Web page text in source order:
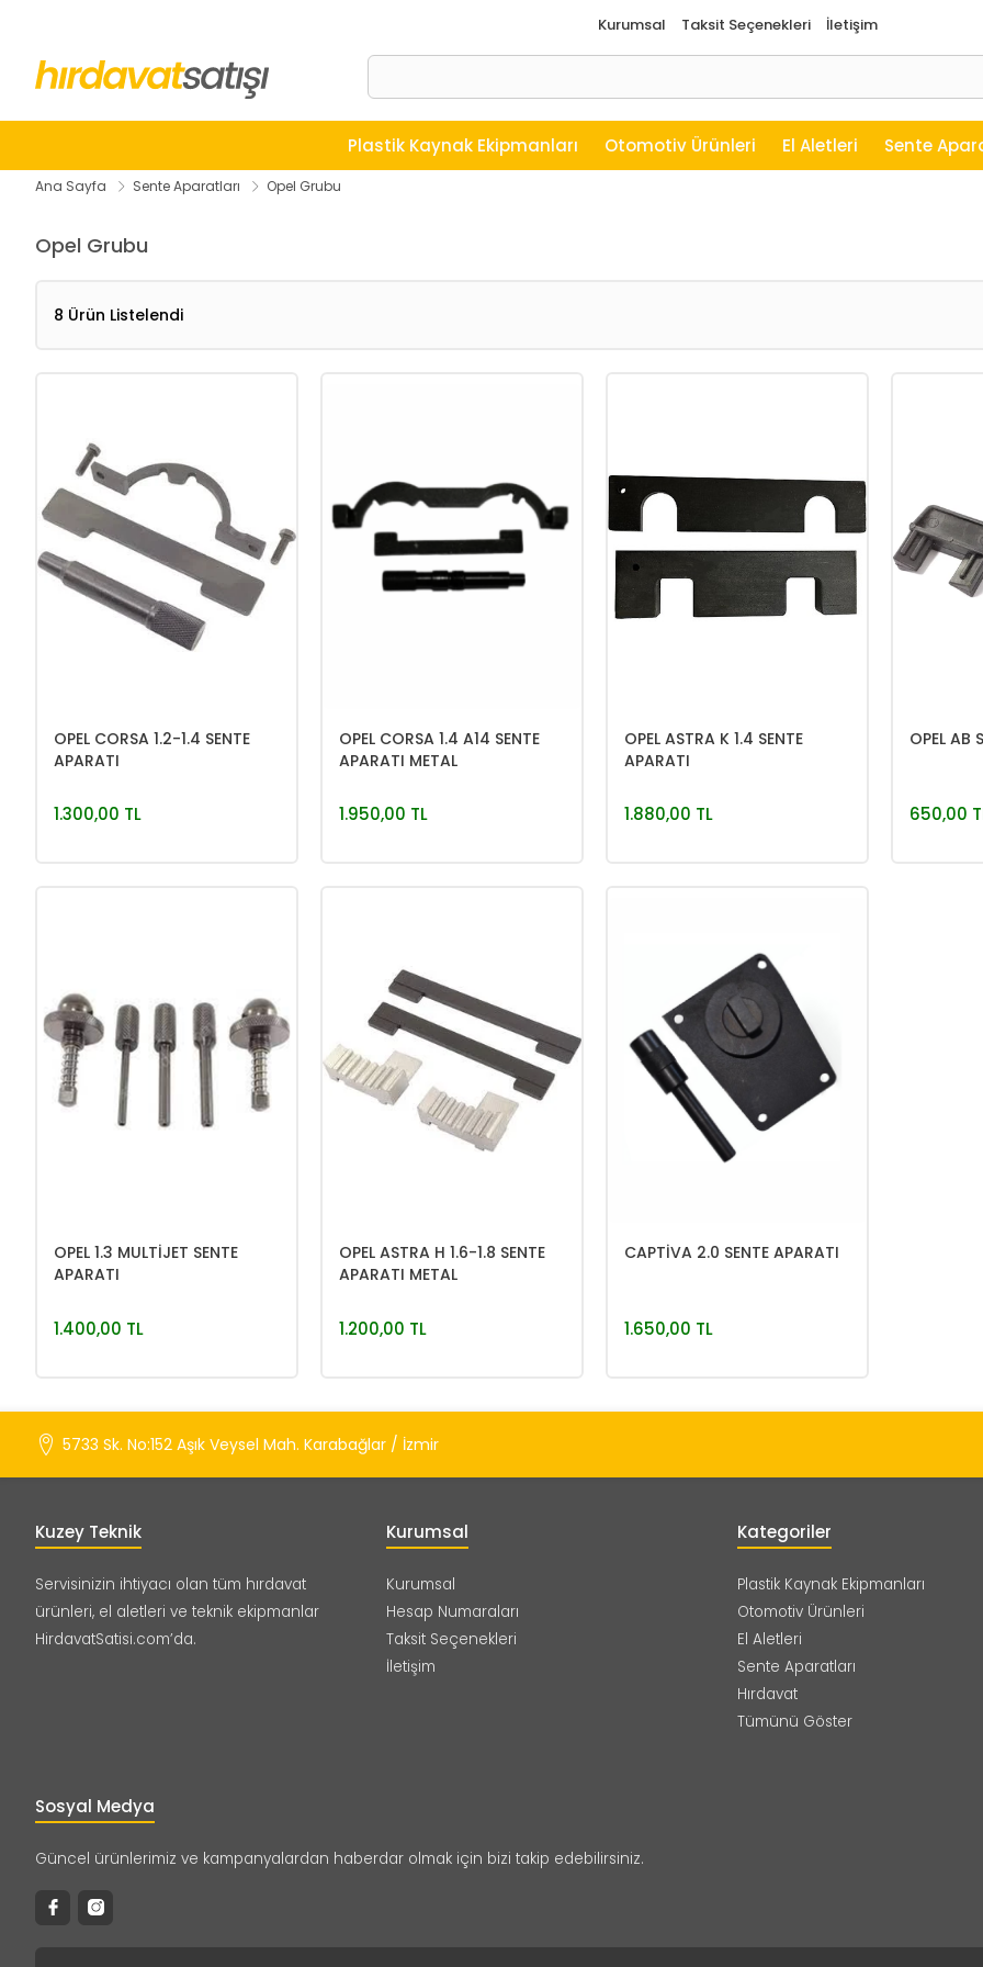
Kurumsal Taksit Seçenekleri İletişim
Plastik Kaynak Ekipmanları Otomotiv Ürünleri El Aletleri Sente
Ana Sayfa Sente Aparatları Opel Grubu
Opel Grubu
8 Ürün Listelendi
OPEL CORSA 1.2-1.4 SENTE
APARATI
1.300,00 TL
OPEL CORSA 1.4 A14 SENTE
APARATI METAL
1.950,00 TL
OPEL ASTRA K 1.4 SENTE
APARATI
1.880,00 TL
OPEL AB
650,00
OPEL 1.3 MULTİJET SENTE
APARATI
1.400,00 TL
OPEL ASTRA H 1.6-1.8 SENTE
APARATI METAL
1.200,00 TL
CAPTİVA 2.0 SENTE APARATI
1.650,00 TL
5733 Sk. No:152 Aşık Veysel Mah. Karabağlar / İzmir
Kuzey Teknik
Servisinizin ihtiyacı olan tüm hırdavat
ürünleri, el aletleri ve teknik ekipmanlar
HirdavatSatisi.com’da.
Kurumsal
Kurumsal
Hesap Numaraları
Taksit Seçenekleri
İletişim
Kategoriler
Plastik Kaynak Ekipmanları
Otomotiv Ürünleri
El Aletleri
Sente Aparatları
Hırdavat
Tümünü Göster
Sosyal Medya
Güncel ürünlerimiz ve kampanyalardan haberdar olmak için bizi takip edebilirsiniz.